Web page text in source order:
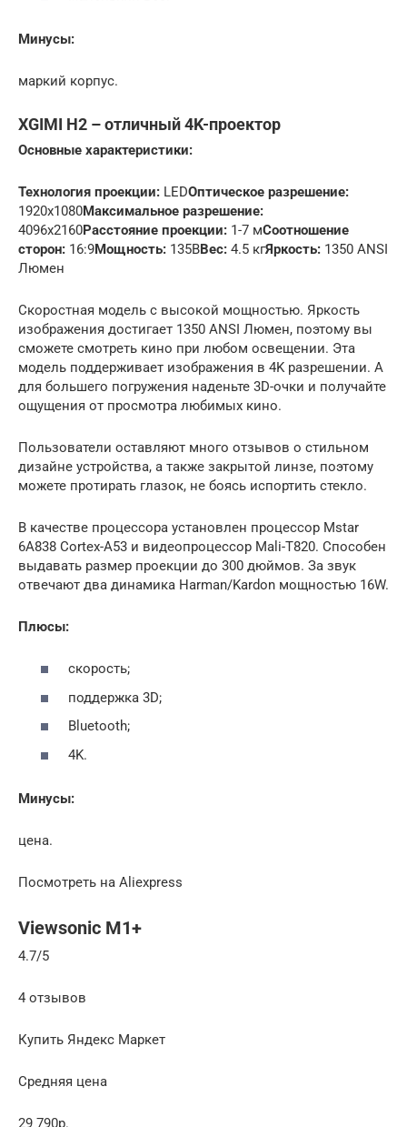
Минусы:
маркий корпус.
XGIMI H2 – отличный 4K-проектор
Основные характеристики:
Технология проекции: LEDОптическое разрешение:
1920х1080Максимальное разрешение:
4096х2160Расстояние проекции: 1-7 мСоотношение
сторон: 16:9Мощность: 135ВВес: 4.5 кгЯркость: 1350 ANSI
Люмен
Скоростная модель с высокой мощностью. Яркость
изображения достигает 1350 ANSI Люмен, поэтому вы
сможете смотреть кино при любом освещении. Эта
модель поддерживает изображения в 4K разрешении. А
для большего погружения наденьте 3D-очки и получайте
ощущения от просмотра любимых кино.
Пользователи оставляют много отзывов о стильном
дизайне устройства, а также закрытой линзе, поэтому
можете протирать глазок, не боясь испортить стекло.
В качестве процессора установлен процессор Mstar
6A838 Cortex-A53 и видеопроцессор Mali-T820. Способен
выдавать размер проекции до 300 дюймов. За звук
отвечают два динамика Harman/Kardon мощностью 16W.
Плюсы:
скорость;
поддержка 3D;
Bluetooth;
4K.
Минусы:
цена.
Посмотреть на Aliexpress
Viewsonic M1+
4.7/5
4 отзывов
Купить Яндекс Маркет
Средняя цена
29 790р.